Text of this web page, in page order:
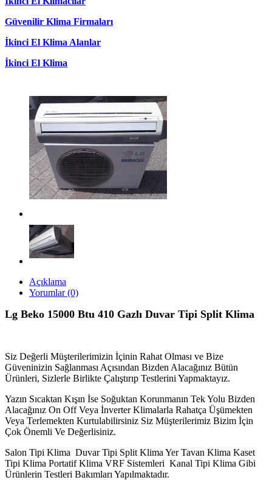
Güvenilir Klima Firmaları
İkinci El Klima Alanlar
İkinci El Klima
Açıklama
Yorumlar (0)
Lg Beko 15000 Btu 410 Gazlı Duvar Tipi Split Klima
Siz Değerli Müşterilerimizin İçinin Rahat Olması ve Bize
Güveninizin Sağlanması Açısından Bizden Alacağınız Bütün
Ürünleri, Sizlerle Birlikte Çalıştırıp Testlerini Yapmaktayız.
Yazın Sıcaktan Kışın İse Soğuktan Korunmanın Tek Yolu Bizden
Alacağınız On Off Veya İnverter Klimalarla Rahatça Üşümekten
Veya Terlemekten Kurtulabilirsiniz Siz Müşterilerimiz Bizim İçin
Çok Önemli Ve Değerlisiniz.
Salon Tipi Klima Duvar Tipi Split Klima Yer Tavan Klima Kaset
Tipi Klima Portatif Klima VRF Sistemleri Kanal Tipi Klima Gibi
Ürünlerin Testleri Bakımları Yapılmaktadır.